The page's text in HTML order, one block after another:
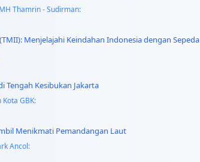
Thamrin - Sudirman:
Menjelajahi Keindahan Indonesia dengan Sepeda
Tengah Kesibukan Jakarta
GBK:
Menikmati Pemandangan Laut
Ancol: